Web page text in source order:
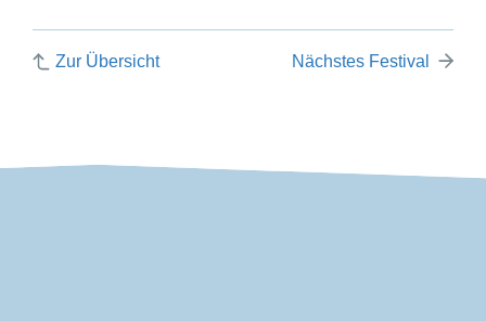
Zur Übersicht Nächstes Festival